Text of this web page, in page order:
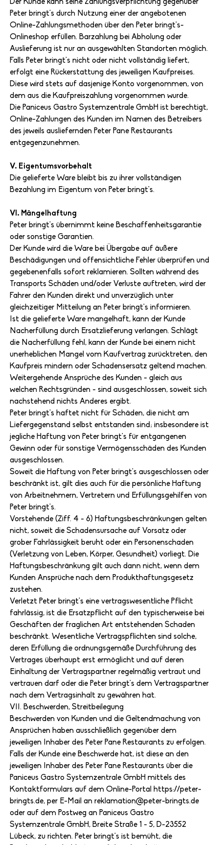
Der Kunde kann seine Zahlungsverpflichtung gegenüber
Peter bringt's durch Nutzung einer der angebotenen
Online-Zahlungsmethoden über den Peter bringt's-
Onlineshop erfüllen. Barzahlung bei Abholung oder
Auslieferung ist nur an ausgewählten Standorten möglich.
Falls Peter bringt's nicht oder nicht vollständig liefert,
erfolgt eine Rückerstattung des jeweiligen Kaufpreises.
Diese wird stets auf dasjenige Konto vorgenommen, von
dem aus die Kaufpreiszahlung vorgenommen wurde.
Die Paniceus Gastro Systemzentrale GmbH ist berechtigt,
Online-Zahlungen des Kunden im Namen des Betreibers
des jeweils ausliefernden Peter Pane Restaurants
entgegenzunehmen.
V. Eigentumsvorbehalt
Die gelieferte Ware bleibt bis zu ihrer vollständigen
Bezahlung im Eigentum von Peter bringt's.
VI. Mängelhaftung
Peter bringt's übernimmt keine Beschaffenheitsgarantie
oder sonstige Garantien.
Der Kunde wird die Ware bei Übergabe auf äußere
Beschädigungen und offensichtliche Fehler überprüfen und
gegebenenfalls sofort reklamieren. Sollten während des
Transports Schäden und/oder Verluste auftreten, wird der
Fahrer den Kunden direkt und unverzüglich unter
gleichzeitiger Mitteilung an Peter bringt's informieren.
Ist die gelieferte Ware mangelhaft, kann der Kunde
Nacherfüllung durch Ersatzlieferung verlangen. Schlägt
die Nacherfüllung fehl, kann der Kunde bei einem nicht
unerheblichen Mangel vom Kaufvertrag zurücktreten, den
Kaufpreis mindern oder Schadensersatz geltend machen.
Weitergehende Ansprüche des Kunden - gleich aus
welchen Rechtsgründen - sind ausgeschlossen, soweit sich
nachstehend nichts Anderes ergibt.
Peter bringt's haftet nicht für Schäden, die nicht am
Liefergegenstand selbst entstanden sind; insbesondere ist
jegliche Haftung von Peter bringt's für entgangenen
Gewinn oder für sonstige Vermögensschäden des Kunden
ausgeschlossen.
Soweit die Haftung von Peter bringt's ausgeschlossen oder
beschränkt ist, gilt dies auch für die persönliche Haftung
von Arbeitnehmern, Vertretern und Erfüllungsgehilfen von
Peter bringt's.
Vorstehende (Ziff. 4 - 6) Haftungsbeschränkungen gelten
nicht, soweit die Schadensursache auf Vorsatz oder
grober Fahrlässigkeit beruht oder ein Personenschaden
(Verletzung von Leben, Körper, Gesundheit) vorliegt. Die
Haftungsbeschränkung gilt auch dann nicht, wenn dem
Kunden Ansprüche nach dem Produkthaftungsgesetz
zustehen.
Verletzt Peter bringt's eine vertragswesentliche Pflicht
fahrlässig, ist die Ersatzpflicht auf den typischerweise bei
Geschäften der fraglichen Art entstehenden Schaden
beschränkt. Wesentliche Vertragspflichten sind solche,
deren Erfüllung die ordnungsgemäße Durchführung des
Vertrages überhaupt erst ermöglicht und auf deren
Einhaltung der Vertragspartner regelmäßig vertraut und
vertrauen darf oder die Peter bringt's dem Vertragspartner
nach dem Vertragsinhalt zu gewähren hat.
VII. Beschwerden, Streitbeilegung
Beschwerden von Kunden und die Geltendmachung von
Ansprüchen haben ausschließlich gegenüber dem
jeweiligen Inhaber des Peter Pane Restaurants zu erfolgen.
Falls der Kunde eine Beschwerde hat, ist diese an den
jeweiligen Inhaber des Peter Pane Restaurants über die
Paniceus Gastro Systemzentrale GmbH mittels des
Kontaktformulars auf dem Online-Portal https://peter-
bringts.de, per E-Mail an reklamation@peter-bringts.de
oder auf dem Postweg an Paniceus Gastro
Systemzentrale GmbH, Breite Straße 1 - 5, D-23552
Lübeck, zu richten. Peter bringt's ist bemüht, die